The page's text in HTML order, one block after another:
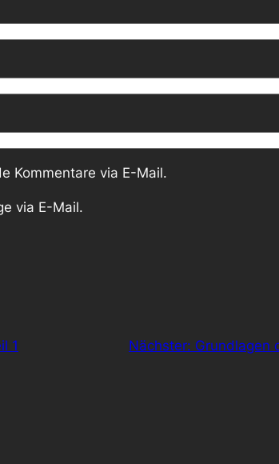
Kommentare via E-Mail.
via E-Mail.
1 Nächster: Grundlagen